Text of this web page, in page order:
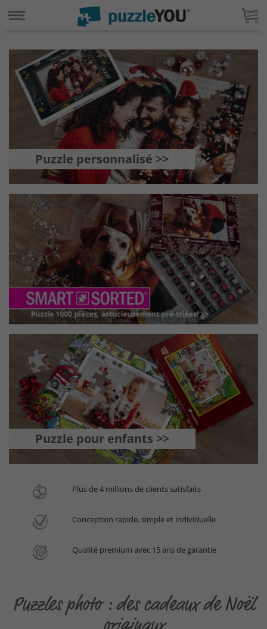
Puzzle personnalisé >>
Puzzle pour enfants >>
Plus de 4 millions de clients satisfaits
Conception rapide, simple et individuelle
Qualité premium avec 15 ans de garantie
Puzzles photo : des cadeaux de Noël
originaux